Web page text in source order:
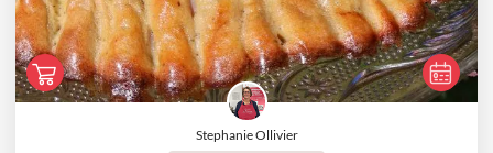
Stephanie Ollivier